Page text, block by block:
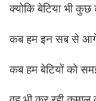
क्योकि बेटिया भी
कब हम इन सब से
कब हम बेटियों को